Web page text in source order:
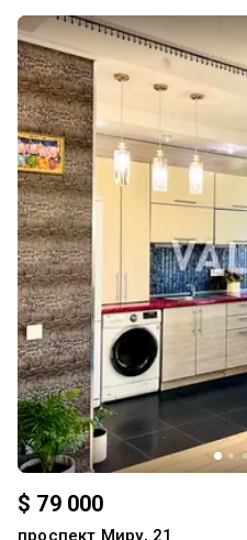
передпокої та кухні,
(опалення та гаряча вода у вас
сантехніка в гарному стані,
домофон, кабельне, інтернет.
Документи та готовність до
документів, виданих
випишеться без проблем.
програмою єВІДНОВЛЕННЯ
умови, що сума на сертифікаті
обговорюється, але виключно
замовляйте завчасно,
З документами можна
вул. Мстиславська 23. Нагадую,
для покупця.
$ 79 000
проспект Миру, 21